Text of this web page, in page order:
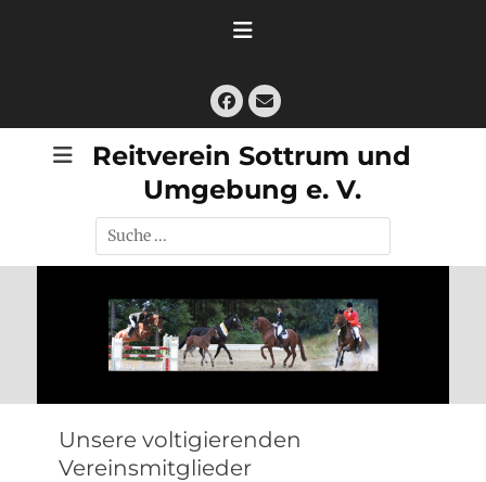
Facebook
E-
Mail
Reitverein Sottrum und
Umgebung e. V.
Suche
nach:
Unsere voltigierenden
Vereinsmitglieder